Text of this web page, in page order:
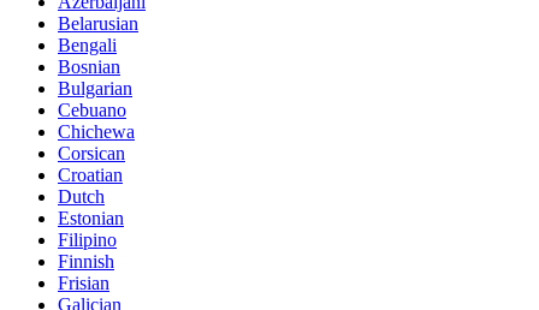
Belarusian
Bengali
Bosnian
Bulgarian
Cebuano
Chichewa
Corsican
Croatian
Dutch
Estonian
Filipino
Finnish
Frisian
Galician